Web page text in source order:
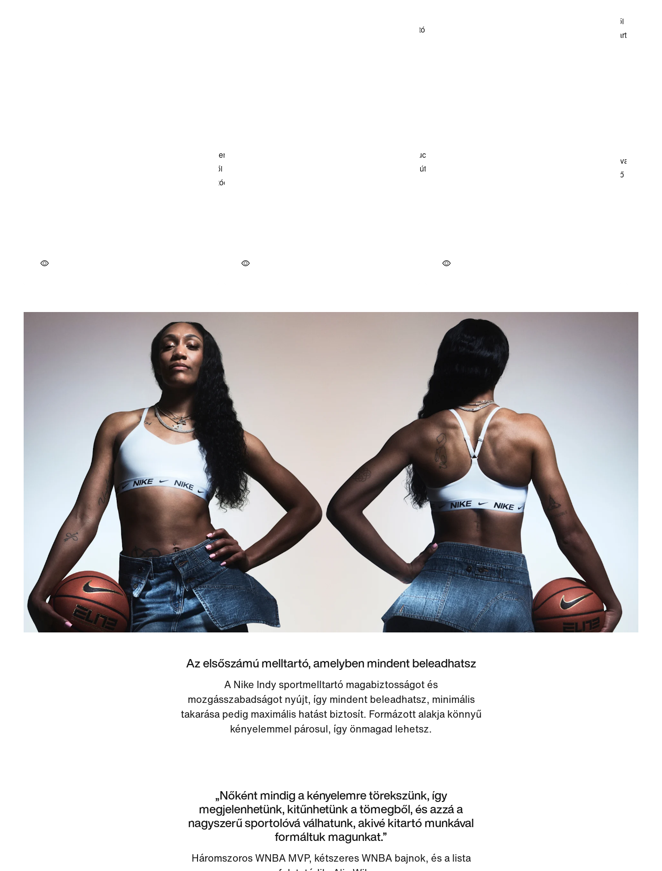
Az elsőszámú melltartó, amelyben mindent beleadhatsz
A Nike Indy sportmelltartó magabiztosságot és
mozgásszabadságot nyújt, így mindent beleadhatsz, minimális
takarása pedig maximális hatást biztosít. Formázott alakja könnyű
kényelemmel párosul, így önmagad lehetsz.
„Nőként mindig a kényelemre törekszünk, így
megjelenhetünk, kitűnhetünk a tömegből, és azzá a
nagyszerű sportolóvá válhatunk, akivé kitartó munkával
formáltuk magunkat.”
Háromszoros WNBA MVP, kétszeres WNBA bajnok, és a lista